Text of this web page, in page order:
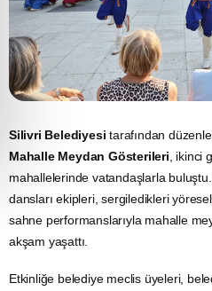
Silivri Belediyesi tarafından
Mahalle Meydan Gösterileri, ikinci
mahallelerinde vatandaşlarla
dansları ekipleri, sergiledikleri
sahne performanslarıyla mahalle
akşam yaşattı.
Etkinliğe belediye meclis üyeleri,